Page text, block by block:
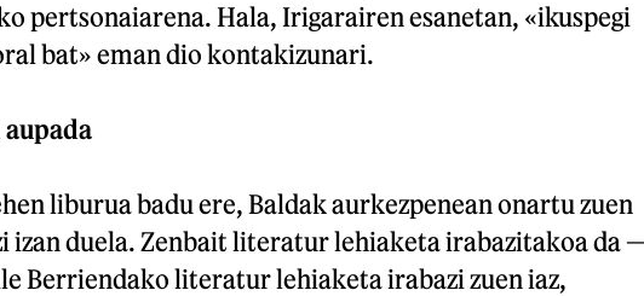
pertsonaiarena. Hala, Irigarairen esanetan, «ikuspegi
bat» eman dio kontakizunari.
liburua badu ere, Baldak aurkezpenean onartu zuen
izan duela. Zenbait literatur lehiaketa irabazitakoa da
Berriendako literatur lehiaketa irabazi zuen iaz,